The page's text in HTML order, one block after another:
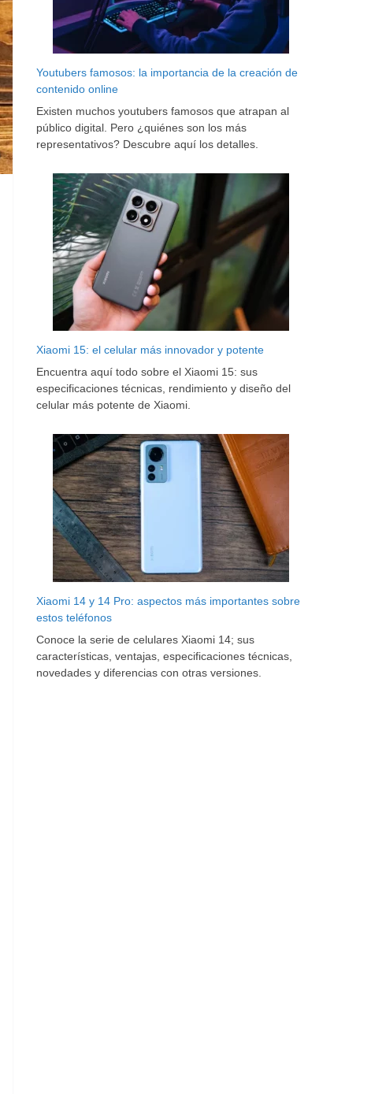
Youtubers famosos: la importancia de la creación de
contenido online
Existen muchos youtubers famosos que atrapan al
público digital. Pero ¿quiénes son los más
representativos? Descubre aquí los detalles.
Xiaomi 15: el celular más innovador y potente
Encuentra aquí todo sobre el Xiaomi 15: sus
especificaciones técnicas, rendimiento y diseño del
celular más potente de Xiaomi.
Xiaomi 14 y 14 Pro: aspectos más importantes sobre
estos teléfonos
Conoce la serie de celulares Xiaomi 14; sus
características, ventajas, especificaciones técnicas,
novedades y diferencias con otras versiones.